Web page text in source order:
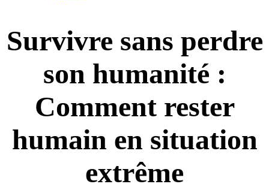
Survivre sans perdre
son humanité :
Comment rester
humain en situation
extrême